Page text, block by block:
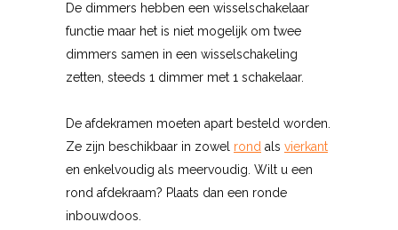
De dimmers hebben een wisselschakelaar
functie maar het is niet mogelijk om twee
dimmers samen in een wisselschakeling
zetten, steeds 1 dimmer met 1 schakelaar.
De afdekramen moeten apart besteld worden.
Ze zijn beschikbaar in zowel rond als vierkant
en enkelvoudig als meervoudig. Wilt u een
rond afdekraam? Plaats dan een ronde
inbouwdoos.